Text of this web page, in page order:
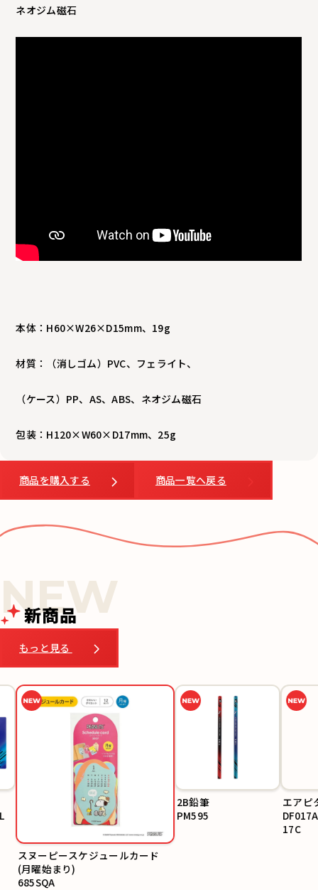
ネオジム磁石
本体：H60×W26×D15mm、19g
材質：（消しゴム）PVC、フェライト、
（ケース）PP、AS、ABS、ネオジム磁石
包装：H120×W60×D17mm、25g
商品を購入する 商品一覧へ戻る
新商品
もっと見る
スヌーピースケジュールカード
(月曜始まり)
685SQA
2B鉛筆
PM595
エアピ
17C